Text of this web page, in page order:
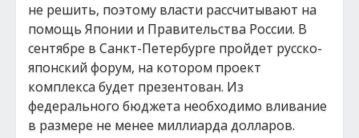
не решить, поэтому власти рассчитывают на
помощь Японии и Правительства России. В
сентябре в Санкт-Петербурге пройдет русско-
японский форум, на котором проект
комплекса будет презентован. Из
федерального бюджета необходимо вливание
в размере не менее миллиарда долларов.